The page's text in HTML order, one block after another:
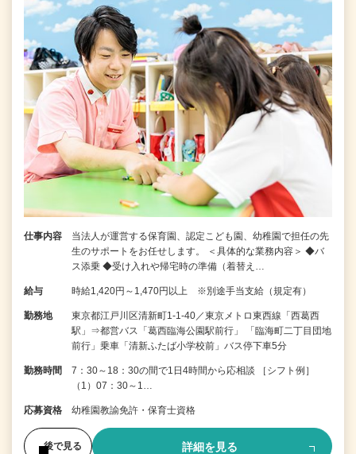
仕事内容
当法人が運営する保育園、認定こども園、幼稚園で担任の先
生のサポートをお任せします。 ＜具体的な業務内容＞ ◆バ
ス添乗 ◆受け入れや帰宅時の準備（着替え…
給与 時給1,420円～1,470円以上 ※別途手当支給（規定有）
勤務地
東京都江戸川区清新町1-1-40／東京メトロ東西線「西葛西
駅」⇒都営バス「葛西臨海公園駅前行」 「臨海町二丁目団地
前行」乗車「清新ふたば小学校前」バス停下車5分
勤務時間
7：30～18：30の間で1日4時間から応相談 ［シフト例］
（1）07：30～1…
応募資格 幼稚園教諭免許・保育士資格
後で見る 詳細を見る